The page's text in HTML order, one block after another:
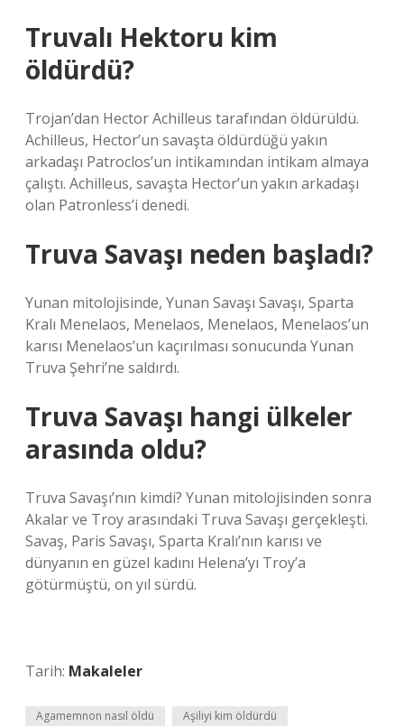
Truvalı Hektoru kim
öldürdü?
Trojan’dan Hector Achilleus tarafından öldürüldü.
Achilleus, Hector’un savaşta öldürdüğü yakın
arkadaşı Patroclos’un intikamından intikam almaya
çalıştı. Achilleus, savaşta Hector’un yakın arkadaşı
olan Patronless’i denedi.
Truva Savaşı neden başladı?
Yunan mitolojisinde, Yunan Savaşı Savaşı, Sparta
Kralı Menelaos, Menelaos, Menelaos, Menelaos’un
karısı Menelaos’un kaçırılması sonucunda Yunan
Truva Şehri’ne saldırdı.
Truva Savaşı hangi ülkeler
arasında oldu?
Truva Savaşı’nın kimdi? Yunan mitolojisinden sonra
Akalar ve Troy arasındaki Truva Savaşı gerçekleşti.
Savaş, Paris Savaşı, Sparta Kralı’nın karısı ve
dünyanın en güzel kadını Helena’yı Troy’a
götürmüştü, on yıl sürdü.
Tarih: Makaleler
Agamemnon nasıl öldü Aşiliyi kim öldürdü